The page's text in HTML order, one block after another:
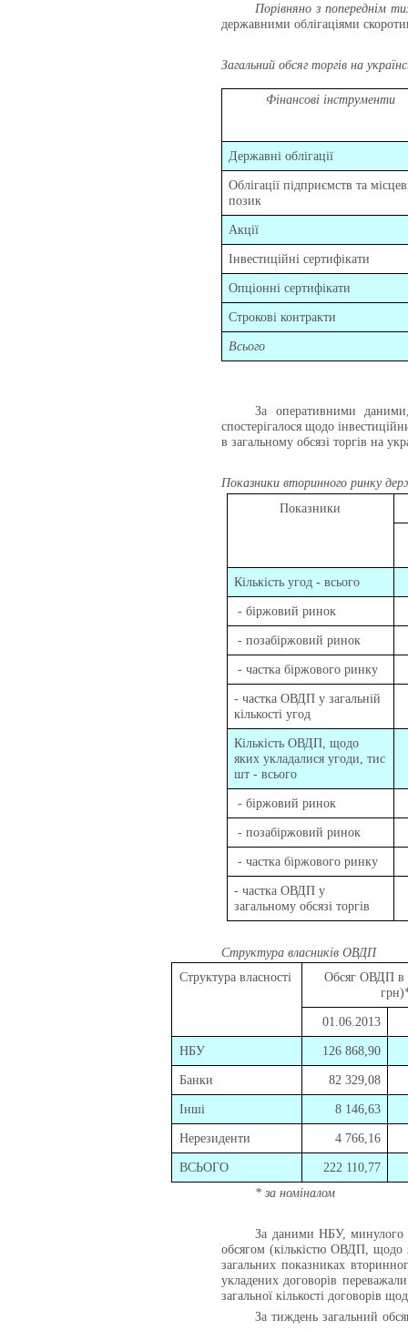
Порівняно з попереднім
державними облігаціями
Загальний обсяг торгів на
Фінансові інструменти
Державні облігації
Облігації підприємств та
позик
Акції
Інвестиційні сертифікати
Опціонні сертифікати
Строкові контракти
Всього
За оперативними
спостерігалося щодо
в загальному обсязі торгів на
Показники вторинного ринку
Показники
Кількість угод - всього
- біржовий ринок
- позабіржовий ринок
- частка біржового ринку
- частка ОВДП у загальній
кількості угод
Кількість ОВДП, щодо
яких укладалися угоди, тис
шт - всього
- біржовий ринок
- позабіржовий ринок
- частка біржового ринку
- частка ОВДП у
загальному обсязі торгів
Структура власників ОВДП
Структура власності
Обсяг ОВДП в
01.06.2013
НБУ 126 868,90
Банки 82 329,08
Інші 8 146,63
Нерезиденти 4 766,16
ВСЬОГО
222 110,77
* за номіналом
За даними НБУ, минулого
обсягом (кількістю ОВДП, щодо
загальних показниках
укладених договорів
загальної кількості договорів
За тиждень загальний